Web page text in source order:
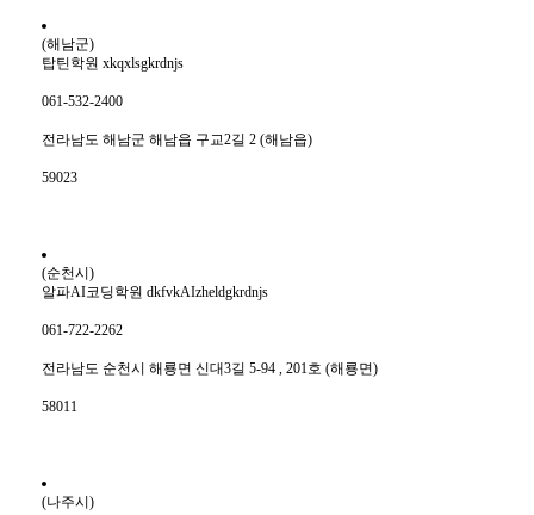
(해남군)
탑틴학원 xkqxlsgkrdnjs
061-532-2400
전라남도 해남군 해남읍 구교2길 2 (해남읍)
59023
(순천시)
알파AI코딩학원 dkfvkAIzheldgkrdnjs
061-722-2262
전라남도 순천시 해룡면 신대3길 5-94 , 201호 (해룡면)
58011
(나주시)